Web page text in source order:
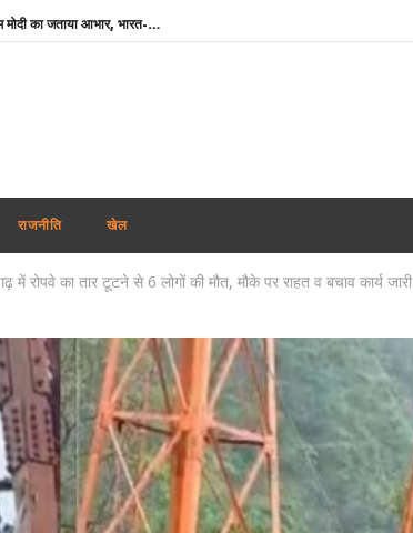
‘मेरे मित्र, धन्यवाद’ : नेतन्याहू ने पीएम मोदी का जताया आभार, भारत-इजराइल रिश्ते मजबूत करने पर जोर
शेयर बाजार में गिरावट के साथ कारोबारी सप्ताह का समापन, सेंसेक्स 456 अंक टूटा, निफ्टी 65 अंक कमजोर
कोरिया मास्टर्स : अश्मिता की टॉप सीड पर स्तब्धकारी जीत, रक्षिता ने तन्वी को बाहर किया, सेमीफाइनल में आमने-सामने
बांग्लादेश ने बिजली व गैस संकट के बीच भारत से अधिक डीजल सप्लाई की अपील की
झारखंड : छात्रों की सरकार के साथ पहले दौर की बातचीत खत्म, आंदोलन जारी रखने पर अडिग
राजनीति खेल
में रोपवे का तार टूटने से 6 लोगों की मौत, मौके पर राहत व बचाव कार्य जारी